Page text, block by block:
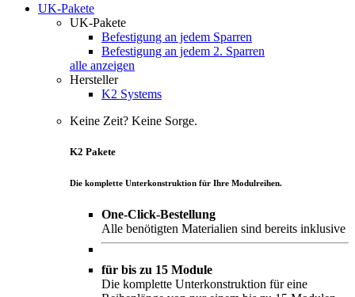
UK-Pakete
UK-Pakete
Befestigung an jedem Sparren
Befestigung an jedem 2. Sparren
alle anzeigen
Hersteller
K2 Systems
Keine Zeit? Keine Sorge.
K2 Pakete
Die komplette Unterkonstruktion für Ihre Modulreihen.
One-Click-Bestellung
Alle benötigten Materialien sind bereits inklusive
für bis zu 15 Module
Die komplette Unterkonstruktion für eine